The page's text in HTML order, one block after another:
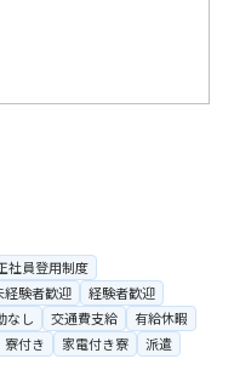
社員登用制度
経験者歓迎
経験者歓迎
なし 交通費支給
有給休暇
寮付き 家電付き寮
派遣